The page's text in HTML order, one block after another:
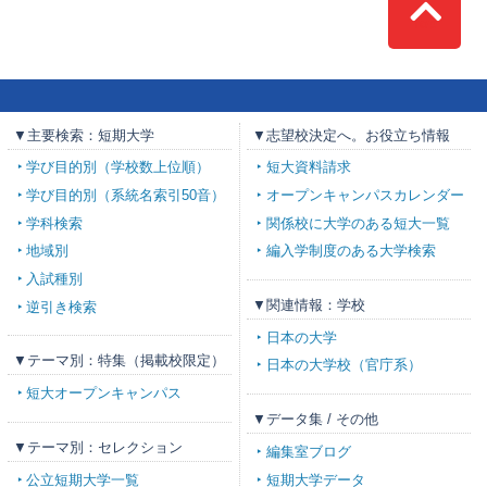
Top
▼主要検索：短期大学
学び目的別（学校数上位順）
学び目的別（系統名索引50音）
学科検索
地域別
入試種別
逆引き検索
▼テーマ別：特集（掲載校限定）
短大オープンキャンパス
▼テーマ別：セレクション
公立短期大学一覧
▼志望校決定へ。お役立ち情報
短大資料請求
オープンキャンパスカレンダー
関係校に大学のある短大一覧
編入学制度のある大学検索
▼関連情報：学校
日本の大学
日本の大学校（官庁系）
▼データ集 / その他
編集室ブログ
短期大学データ